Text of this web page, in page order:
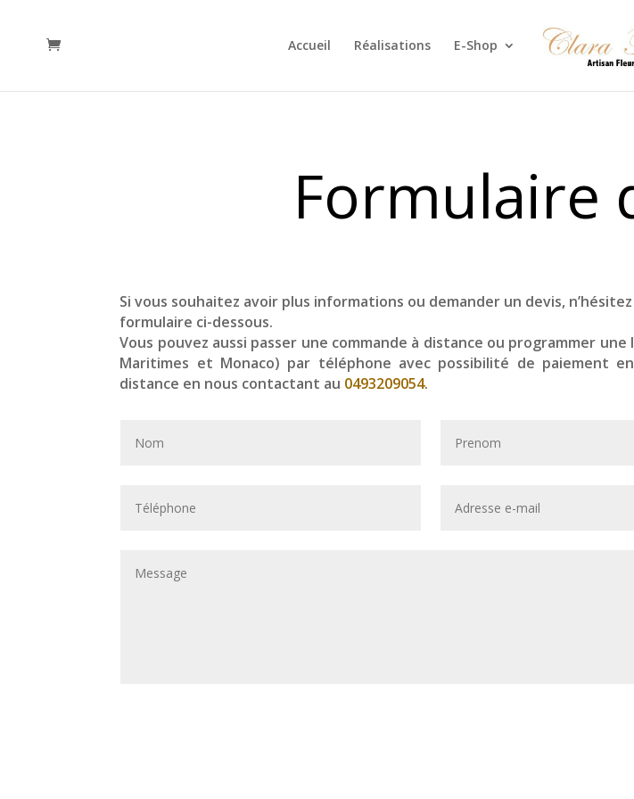
Accueil Réalisations E-Shop
Formulaire
Si vous souhaitez avoir plus informations ou demander un devis,
formulaire ci-dessous.
Vous pouvez aussi passer une commande à distance ou programmer une
Maritimes et Monaco) par téléphone avec possibilité de paiement
distance en nous contactant au 0493209054.